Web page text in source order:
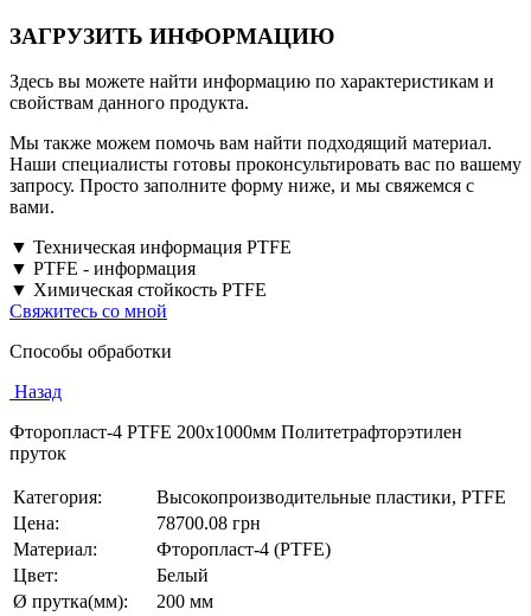
ЗАГРУЗИТЬ ИНФОРМАЦИЮ
Здесь вы можете найти информацию по характеристикам и
свойствам данного продукта.
Мы также можем помочь вам найти подходящий материал.
Наши специалисты готовы проконсультировать вас по вашему
запросу. Просто заполните форму ниже, и мы свяжемся с
вами.
▼ Техническая информация PTFE
▼ PTFE - информация
▼ Химическая стойкость PTFE
Свяжитесь со мной
Способы обработки
Назад
Фторопласт-4 PTFE 200х1000мм Политетрафторэтилен
пруток
Категория:
Высокопроизводительные пластики, PTFE
Цена:
78700.08 грн
Материал:
Фторопласт-4 (PTFE)
Цвет:
Белый
Ø прутка(мм):
200 мм